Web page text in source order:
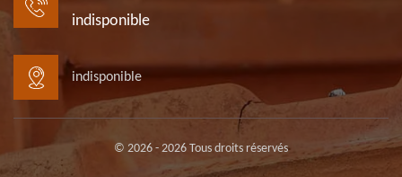
indisponible
indisponible
© 2026 - 2026 Tous droits réservés